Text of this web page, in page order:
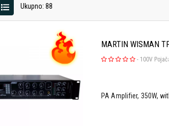
Ukupno: 88
MARTIN WISMAN
- 100V
PA Amplifier, 350W,